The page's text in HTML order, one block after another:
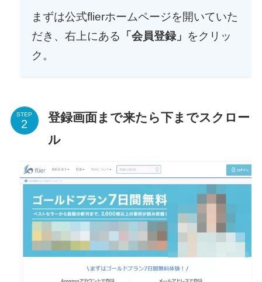
まずは公式flierホームページを開いていた
だき、右上にある 「会員登録」 をクリッ
ク。
STEP
登録画面まで来たら下までスクロー
ル